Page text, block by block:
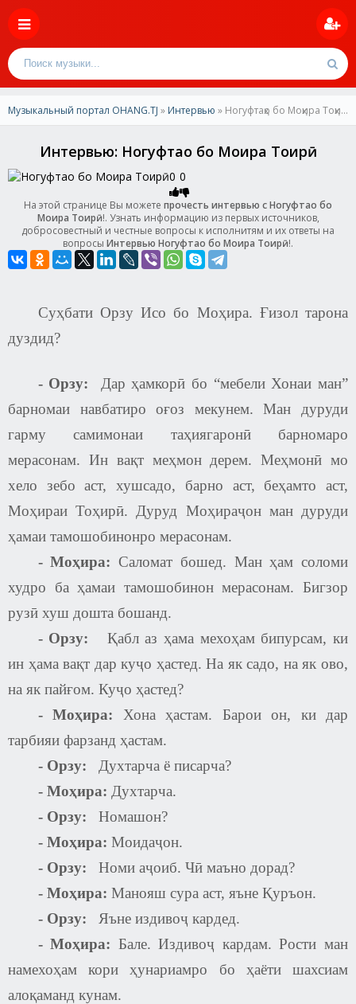
Музыкальный портал OHANG.TJ » Интервью » Ногуфтаҳо бо Моҳира Тоҳирӣ
Интервью: Ногуфтаҳо бо Моҳира Тоҳирӣ
0 0
На этой странице Вы можете прочесть интервью с Ногуфтаҳо бо
Моҳира Тоҳирӣ!. Узнать информацию из первых источников,
добросовестный и честные вопросы к исполнитям и их ответы на
вопросы Интервью Ногуфтаҳо бо Моҳира Тоҳирӣ!.
Суҳбати Орзу Исо бо Моҳира. Ғизол тарона
дуздид?
- Орзу: Дар ҳамкорӣ бо “мебели Хонаи ман”
барномаи навбатиро оғоз мекунем. Ман дуруди
гарму самимонаи таҳиягаронӣ барномаро
мерасонам. Ин вақт меҳмон дерем. Меҳмонӣ мо
хело зебо аст, хушсадо, барно аст, беҳамто аст,
Моҳираи Тоҳирӣ. Дуруд Моҳираҷон ман дуруди
ҳамаи тамошобинонро мерасонам.
- Моҳира:Саломат бошед. Ман ҳам соломи
худро ба ҳамаи тамошобинон мерасонам. Бигзор
рузӣ хуш дошта бошанд.
- Орзу: Қабл аз ҳама мехоҳам бипурсам, ки
ин ҳама вақт дар куҷо ҳастед. На як садо, на як ово,
на як пайғом. Куҷо ҳастед?
- Моҳира:
Хона ҳастам. Барои он, ки дар
тарбияи фарзанд ҳастам.
- Орзу: Духтарча ё писарча?
- Моҳира: Духтарча.
- Орзу: Номашон?
- Моҳира: Моидаҷон.
- Орзу: Номи аҷоиб. Чӣ маъно дорад?
- Моҳира: Манояш сура аст, яъне Қуръон.
- Орзу: Яъне издивоҷ кардед.
- Моҳира: Бале. Издивоҷ кардам. Рости ман
намехоҳам кори ҳунариамро бо ҳаёти шахсиам
алоқаманд кунам.